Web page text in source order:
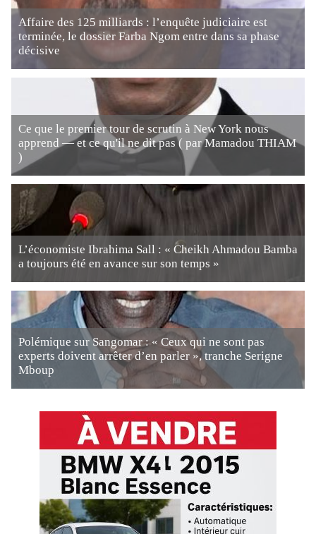
Affaire des 125 milliards : l’enquête judiciaire est
terminée, le dossier Farba Ngom entre dans sa phase
décisive
Ce que le premier tour de scrutin à New York nous
apprend — et ce qu'il ne dit pas ( par Mamadou THIAM
)
L’économiste Ibrahima Sall : « Cheikh Ahmadou Bamba
a toujours été en avance sur son temps »
Polémique sur Sangomar : « Ceux qui ne sont pas
experts doivent arrêter d’en parler », tranche Serigne
Mboup